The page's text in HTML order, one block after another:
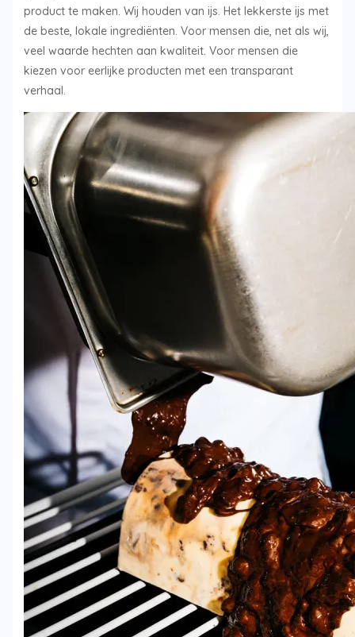
product te maken. Wij houden van ijs. Het lekkerste ijs met
de beste, lokale ingrediënten. Voor mensen die, net als wij,
veel waarde hechten aan kwaliteit. Voor mensen die
kiezen voor eerlijke producten met een transparant
verhaal.